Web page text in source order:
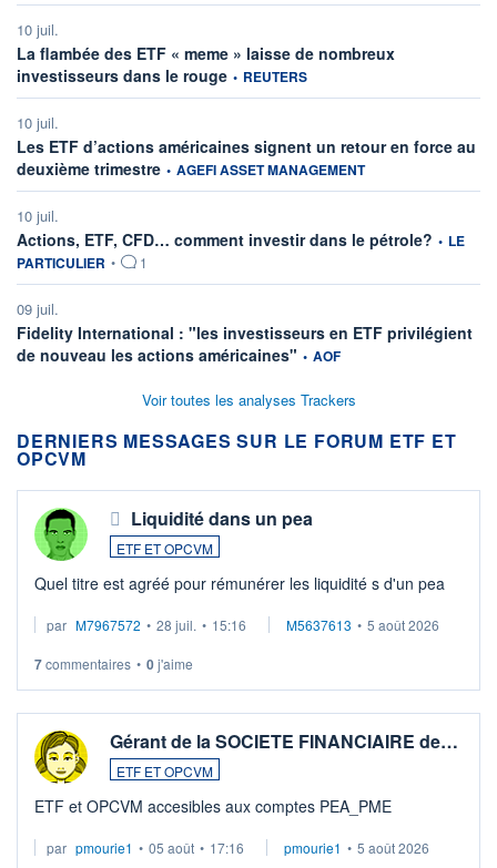
10 juil.
La flambée des ETF « meme » laisse de nombreux
investisseurs dans le rouge information fournie par
• REUTERS
10 juil.
Les ETF d’actions américaines signent un retour en force au
deuxième trimestre information fournie par
• AGEFI ASSET MANAGEMENT
10 juil.
Actions, ETF, CFD… comment investir dans le pétrole? • LE
PARTICULIER • 1
09 juil.
Fidelity International : "les investisseurs en ETF privilégient
de nouveau les actions américaines" information fournie par
• AOF
Voir toutes les analyses Trackers
DERNIERS MESSAGES SUR LE FORUM ETF ET
OPCVM
Liquidité dans un pea
ETF ET OPCVM
Quel titre est agréé pour rémunérer les liquidité s d'un pea
par M7967572 • 28 juil. • 15:16 M5637613 • 5 août 2026
7commentaires • 0j'aime
Gérant de la SOCIETE FINANCIAIRE de…
ETF ET OPCVM
ETF et OPCVM accesibles aux comptes PEA_PME
par pmourie1 • 05 août • 17:16 pmourie1 • 5 août 2026